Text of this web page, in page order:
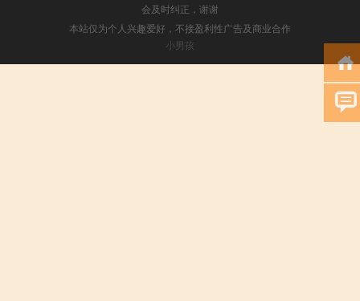
会及时纠正，谢谢
本站仅为个人兴趣爱好，不接盈利性广告及商业合作
小男孩